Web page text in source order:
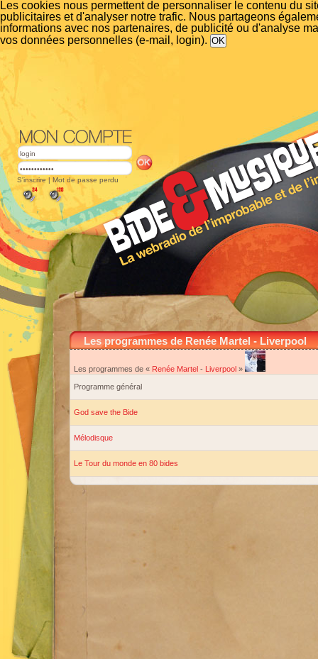
Les cookies nous permettent de personnaliser le contenu du
publicitaires et d'analyser notre trafic. Nous partageons
informations avec nos partenaires, de publicité ou d'analyse
vos données personnelles (e-mail, login).
S'inscrire | Mot de passe perdu
Les programmes de Renée Martel - Liverpool
Les programmes de « Renée Martel - Liverpool »
Programme général
God save the Bide
Mélodisque
Le Tour du monde en 80 bides